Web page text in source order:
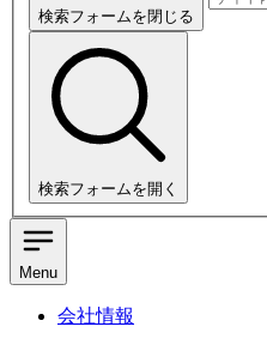
検索フォームを閉じる
検索フォームを開く
Menu
会社情報